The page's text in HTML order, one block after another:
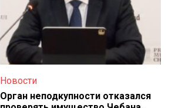
Новости
Орган неподкупности отказался